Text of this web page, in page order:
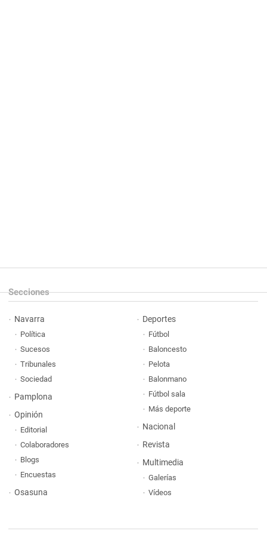
Secciones
Navarra
Política
Sucesos
Tribunales
Sociedad
Pamplona
Opinión
Editorial
Colaboradores
Blogs
Encuestas
Osasuna
Deportes
Fútbol
Baloncesto
Pelota
Balonmano
Fútbol sala
Más deporte
Nacional
Revista
Multimedia
Galerías
Vídeos